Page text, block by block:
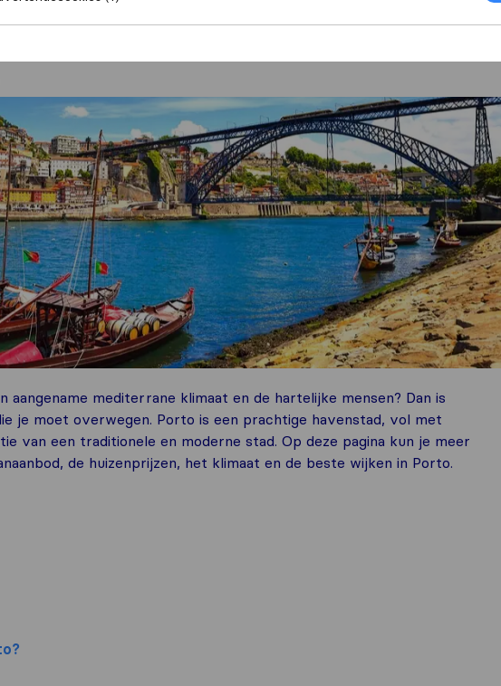
mediterrane klimaat en de hartelijke mensen? Dan is
je moet overwegen. Porto is een prachtige havenstad, vol met
van een traditionele en moderne stad. Op deze pagina kun je meer
de huizenprijzen, het klimaat en de beste wijken in Porto.